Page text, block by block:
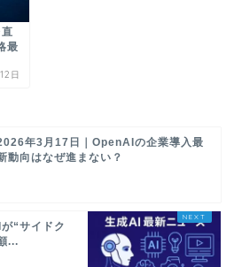
最
日
年3月17日｜OpenAIの企業導入最
動向はなぜ進まない？
“サイドク
...